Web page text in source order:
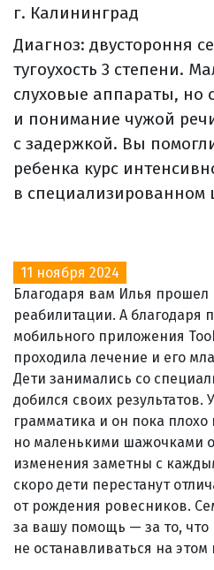
г. Калининград
Диагноз: двустороння
тугоухость 3 степени.
слуховые аппараты, но
и понимание чужой
с задержкой. Вы
ребенка курс
в специализированном
11 ноября 2024
Благодаря вам Илья прошел
реабилитации. А благодаря
мобильного приложения
проходила лечение и его
Дети занимались со
добился своих результатов.
грамматика и он пока
но маленькими шажочками
изменения заметны с
скоро дети перестанут
от рождения ровесников.
за вашу помощь — за то,
не останавливаться на этом